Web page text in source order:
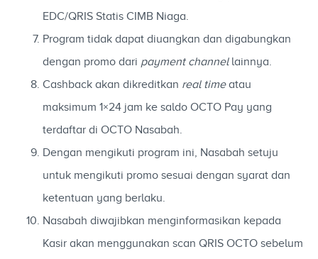
EDC/QRIS Statis CIMB Niaga.
Program tidak dapat diuangkan dan digabungkan
dengan promo dari payment channel lainnya.
Cashback akan dikreditkan real timeatau
maksimum 1×24 jam ke saldo OCTO Pay yang
terdaftar di OCTO Nasabah.
Dengan mengikuti program ini, Nasabah setuju
untuk mengikuti promo sesuai dengan syarat dan
ketentuan yang berlaku.
Nasabah diwajibkan menginformasikan kepada
Kasir akan menggunakan scan QRIS OCTO sebelum